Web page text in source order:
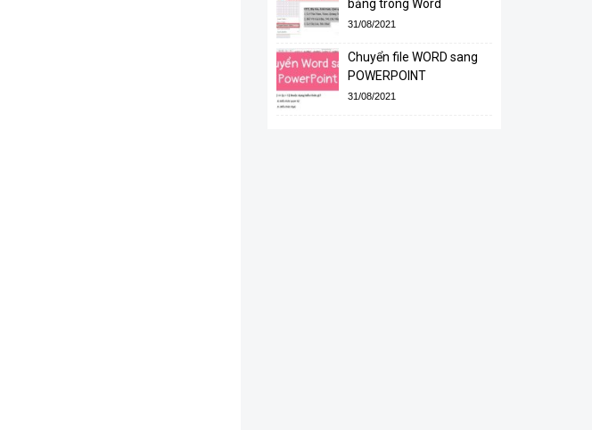
bảng trong Word
31/08/2021
Chuyển file WORD sang
POWERPOINT
31/08/2021